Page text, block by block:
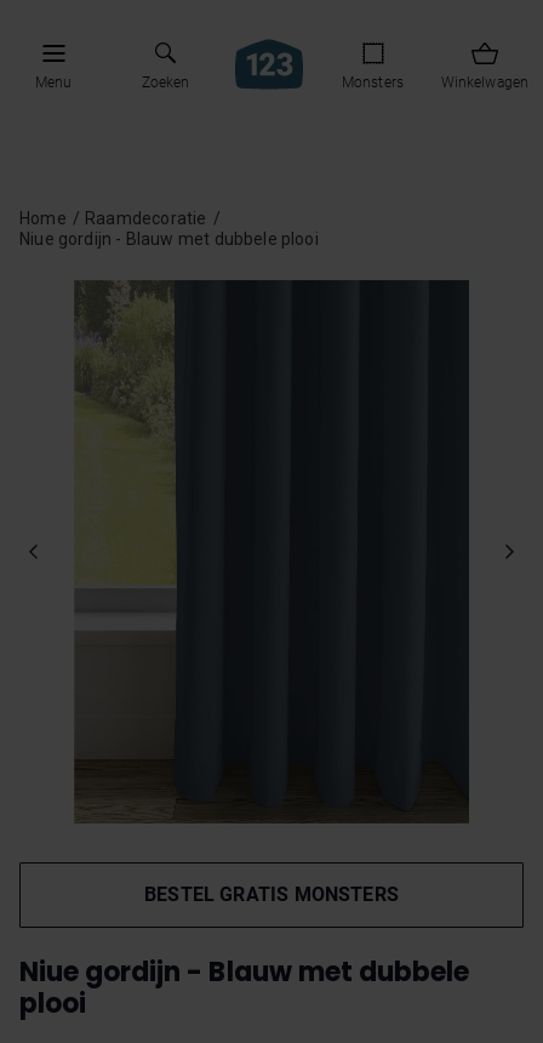
Menu Zoeken Monsters Winkelwagen
Home
Raamdecoratie
Niue gordijn - Blauw met dubbele plooi
BESTEL GRATIS MONSTERS
Niue gordijn - Blauw met dubbele
plooi